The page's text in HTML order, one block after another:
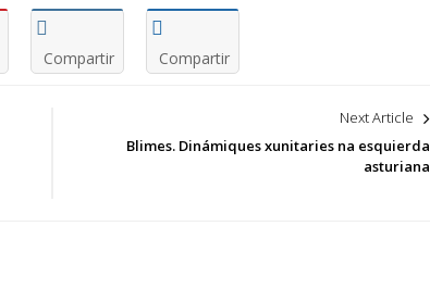
Compartir Compartir
Next Article
Blimes. Dinámiques xunitaries na esquierda
asturiana